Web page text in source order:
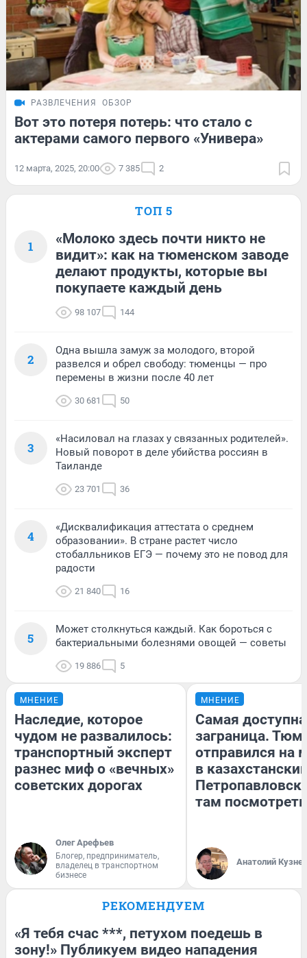
РАЗВЛЕЧЕНИЯ ОБЗОР
Вот это потеря потерь: что стало с
актерами самого первого «Универа»
12 марта, 2025, 20:00 7 385 2
ТОП 5
1
«Молоко здесь почти никто не
видит»: как на тюменском заводе
делают продукты, которые вы
покупаете каждый день
98 107 144
2
Одна вышла замуж за молодого, второй
развелся и обрел свободу: тюменцы — про
перемены в жизни после 40 лет
30 681 50
3
«Насиловал на глазах у связанных родителей».
Новый поворот в деле убийства россиян в
Таиланде
23 701 36
4
«Дисквалификация аттестата о среднем
образовании». В стране растет число
стобалльников ЕГЭ — почему это не повод для
радости
21 840 16
5
Может столкнуться каждый. Как бороться с
бактериальными болезнями овощей — советы
19 886 5
МНЕНИЕ
Наследие, которое
чудом не развалилось:
транспортный эксперт
разнес миф о «вечных»
советских дорогах
Олег Арефьев
Блогер, предприниматель,
владелец в транспортном
бизнесе
МНЕНИЕ
Самая
заграница.
отправился на
в
там посмотреть
Анатолий
РЕКОМЕНДУЕМ
«Я тебя счас ***, петухом поедешь в
зону!» Публикуем видео нападения